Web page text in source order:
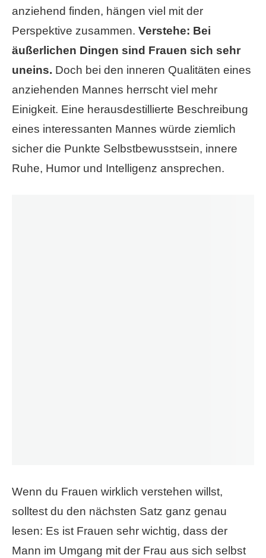
anziehend finden, hängen viel mit der
Perspektive zusammen. Verstehe: Bei
äußerlichen Dingen sind Frauen sich sehr
uneins. Doch bei den inneren Qualitäten eines
anziehenden Mannes herrscht viel mehr
Einigkeit. Eine herausdestillierte Beschreibung
eines interessanten Mannes würde ziemlich
sicher die Punkte Selbstbewusstsein, innere
Ruhe, Humor und Intelligenz ansprechen.
Wenn du Frauen wirklich verstehen willst,
solltest du den nächsten Satz ganz genau
lesen: Es ist Frauen sehr wichtig, dass der
Mann im Umgang mit der Frau aus sich selbst